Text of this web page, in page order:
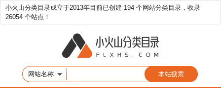
小火山分类目录成立于2013年目前已创建 194 个网站分类目录，收录
26054 个站点！
网站名称